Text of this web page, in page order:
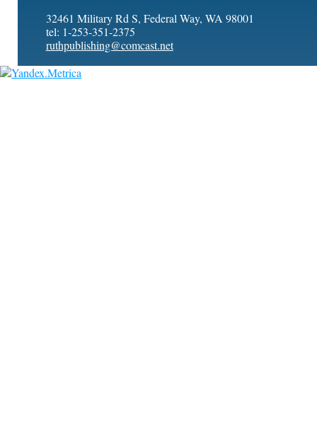
32461 Military Rd S, Federal Way, WA 98001
tel: 1-253-351-2375
ruthpublishing@comcast.net